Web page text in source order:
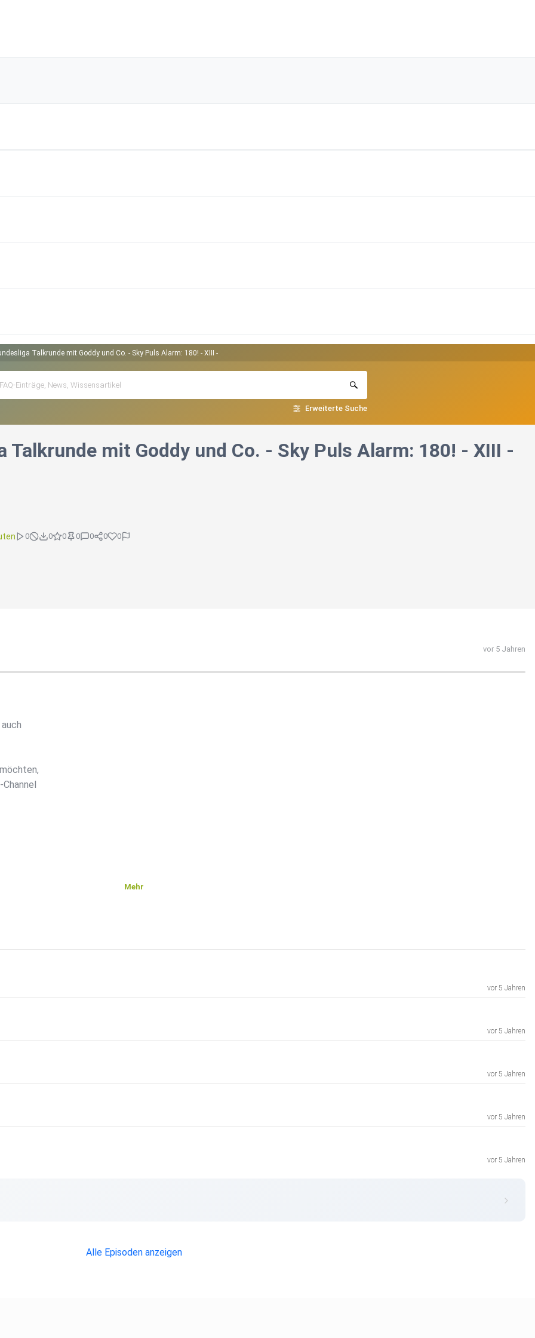
Talkrunde mit Goddy und Co. - Sky Puls Alarm: 180! - XIII -
Erweiterte Suche
Talkrunde mit Goddy und Co. - Sky Puls Alarm: 180! - XIII -
0 0 0 0 0 0 0
vor 5 Jahren
Mehr
vor 5 Jahren
vor 5 Jahren
vor 5 Jahren
vor 5 Jahren
vor 5 Jahren
Alle Episoden anzeigen